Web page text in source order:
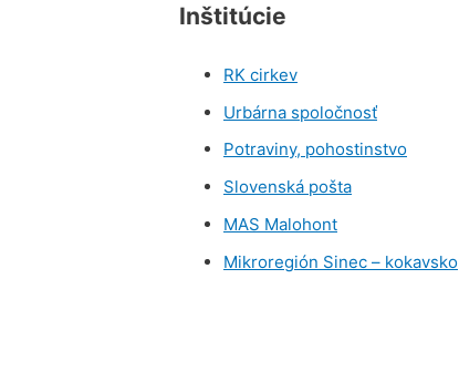
Inštitúcie
RK cirkev
Urbárna spoločnosť
Potraviny, pohostinstvo
Slovenská pošta
MAS Malohont
Mikroregión Sinec – kokavsko